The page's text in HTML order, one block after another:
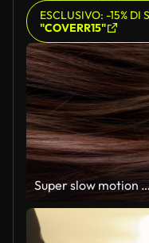
ESCLUSIVO: -15% DI
"COVERR15"
Super slow motion di